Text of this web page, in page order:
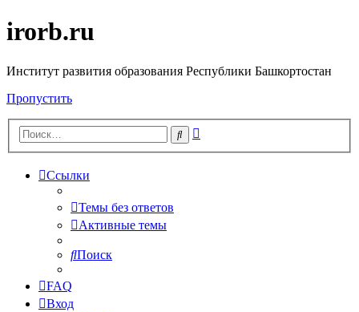
irorb.ru
Институт развития образования Республики Башкортостан
Пропустить
Поиск
Ссылки
Темы без ответов
Активные темы
Поиск
FAQ
Вход